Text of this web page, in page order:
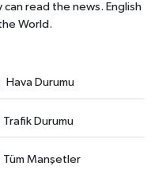
read the news. English
World.
Hava Durumu
Trafik Durumu
Tüm Manşetler